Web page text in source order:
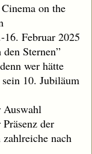
on the
Februar 2025
Sternen”
wer hätte
10. Jubiläum
Auswahl
der
nach